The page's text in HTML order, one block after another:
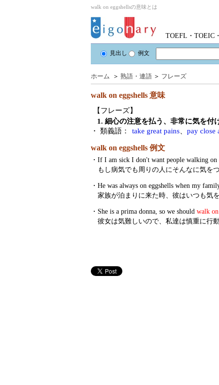
walk on eggshellsの意味とは
TOEFL・TOEIC
見出し 例文
ホーム ＞ 熟語・連語 ＞ フレーズ
walk on eggshells 意味
【フレーズ】
1. 細心の注意を払う、非常に気を付
・ 類義語：
take great pains pay close
walk on eggshells 例文
・ If I am sick I don't want people walking on
もし病気でも周りの人にそんなに気を
・ He was always on eggshells when my
家族が泊まりに来た時、彼はいつも気
・ She is a prima donna, so we should walk
彼女は気難しいので、私達は慎重に行